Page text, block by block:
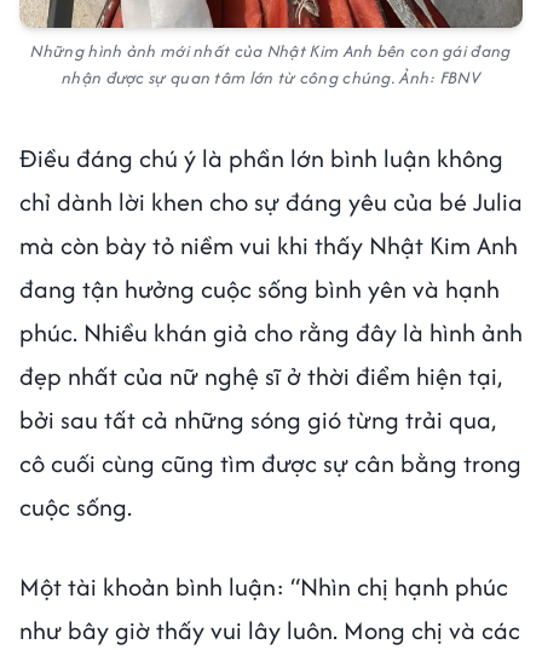
Những hình ảnh mới nhất của Nhật Kim Anh bên con gái đang
nhận được sự quan tâm lớn từ công chúng. Ảnh: FBNV
Điều đáng chú ý là phần lớn bình luận không
chỉ dành lời khen cho sự đáng yêu của bé Julia
mà còn bày tỏ niềm vui khi thấy Nhật Kim Anh
đang tận hưởng cuộc sống bình yên và hạnh
phúc. Nhiều khán giả cho rằng đây là hình ảnh
đẹp nhất của nữ nghệ sĩ ở thời điểm hiện tại,
bởi sau tất cả những sóng gió từng trải qua,
cô cuối cùng cũng tìm được sự cân bằng trong
cuộc sống.
Một tài khoản bình luận: “Nhìn chị hạnh phúc
như bây giờ thấy vui lây luôn. Mong chị và các